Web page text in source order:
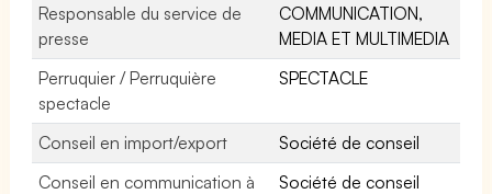
Responsable du service de
presse
COMMUNICATION,
MEDIA ET MULTIMEDIA
Perruquier / Perruquière
spectacle
SPECTACLE
Conseil en import/export
Société de conseil
Conseil en communication à
Société de conseil